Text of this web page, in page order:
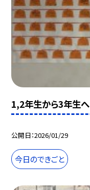
1,2年生から3年生へ
公開日 2026/01/29
今日のできごと